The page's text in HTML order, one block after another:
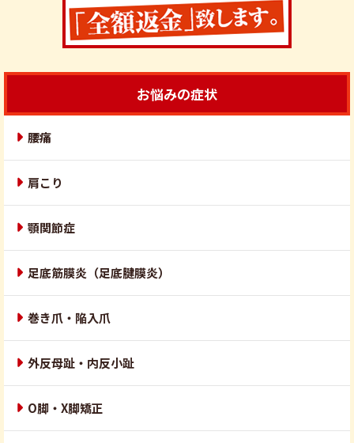
お悩みの症状
腰痛
肩こり
顎関節症
足底筋膜炎（足底腱膜炎）
巻き爪・陥入爪
外反母趾・内反小趾
O脚・X脚矯正